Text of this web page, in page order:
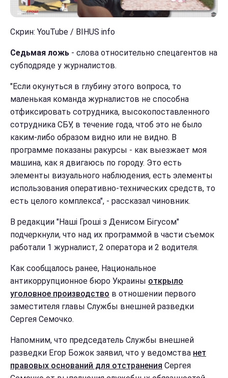
Скрин: YouTube / BIHUS info
Седьмая ложь - слова относительно спецагентов на
субподряде у журналистов.
"Если окунуться в глубину этого вопроса, то
маленькая команда журналистов не способна
отфиксировать сотрудника, высокопоставленного
сотрудника СБУ, в течение года, чтоб это не было
каким-либо образом видно или не видно. В
программе показаны ракурсы - как выезжает моя
машина, как я двигаюсь по городу. Это есть
элементы визуального наблюдения, есть элементы
использования оперативно-технических средств, то
есть целого комплекса", - рассказал чиновник.
В редакции "Наші Гроші з Денисом Бігусом"
подчеркнули, что над их программой в части съемок
работали 1 журналист, 2 оператора и 2 водителя.
Как сообщалось ранее, Национальное
антикоррупционное бюро Украины открыло
уголовное производство в отношении первого
заместителя главы Службы внешней разведки
Сергея Семочко.
Напомним, что председатель Службы внешней
разведки Егор Божок заявил, что у ведомства нет
правовых оснований для отстранения Сергея